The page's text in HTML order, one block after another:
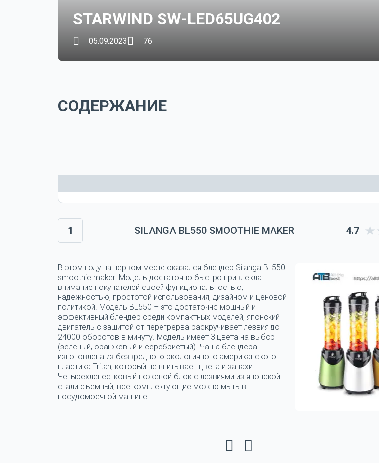
STARWIND SW-LED65UG402
05.09.2023 76
СОДЕРЖАНИЕ
1 SILANGA BL550 SMOOTHIE MAKER 4.7
В этом году на первом месте оказался блендер Silanga BL550
smoothie maker. Модель достаточно быстро привлекла
внимание покупателей своей функциональностью,
надежностью, простотой использования, дизайном и ценовой
политикой. Модель BL550 – это достаточно мощный и
эффективный блендер среди компактных моделей, японский
двигатель с защитой от перегрерва раскручивает лезвия до
24000 оборотов в минуту. Модель имеет 3 цвета на выбор
(зеленый, оранжевый и серебристый). Чаша блендера
изготовлена из безвредного экологичного американского
пластика Tritan, который не впитывает цвета и запахи.
Четырехлепестковый ножевой блок с лезвиями из японской
стали съемный, все комплектующие можно мыть в
посудомоечной машине.